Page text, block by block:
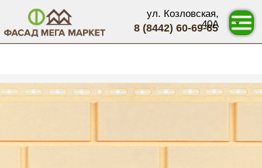
8 (8442) 60-69-65
ул. Козловская,
40А